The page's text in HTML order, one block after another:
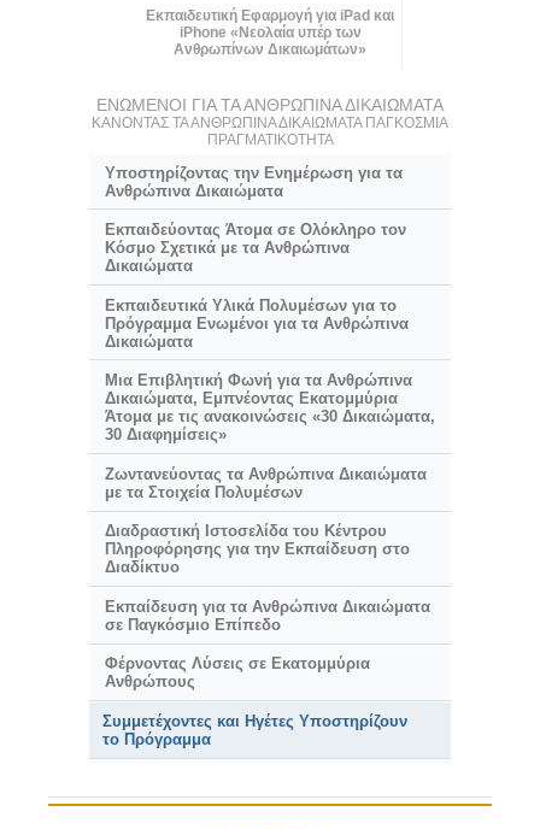
Εκπαιδευτική Εφαρμογή για iPad και
iPhone «Νεολαία υπέρ των
Ανθρωπίνων Δικαιωμάτων»
ΕΝΩΜΕΝΟΙ ΓΙΑ ΤΑ ΑΝΘΡΩΠΙΝΑ ΔΙΚΑΙΩΜΑΤΑ
ΚΑΝΟΝΤΑΣ ΤΑ ΑΝΘΡΩΠΙΝΑ ΔΙΚΑΙΩΜΑΤΑ ΠΑΓΚΟΣΜΙΑ
ΠΡΑΓΜΑΤΙΚΟΤΗΤΑ
Υποστηρίζοντας την Ενημέρωση για τα
Ανθρώπινα Δικαιώματα
Εκπαιδεύοντας Άτομα σε Ολόκληρο τον
Κόσμο Σχετικά με τα Ανθρώπινα
Δικαιώματα
Εκπαιδευτικά Υλικά Πολυμέσων για το
Πρόγραμμα Ενωμένοι για τα Ανθρώπινα
Δικαιώματα
Μια Επιβλητική Φωνή για τα Ανθρώπινα
Δικαιώματα, Εμπνέοντας Εκατομμύρια
Άτομα με τις ανακοινώσεις «30 Δικαιώματα,
30 Διαφημίσεις»
Ζωντανεύοντας τα Ανθρώπινα Δικαιώματα
με τα Στοιχεία Πολυμέσων
Διαδραστική Ιστοσελίδα του Κέντρου
Πληροφόρησης για την Εκπαίδευση στο
Διαδίκτυο
Εκπαίδευση για τα Ανθρώπινα Δικαιώματα
σε Παγκόσμιο Επίπεδο
Φέρνοντας Λύσεις σε Εκατομμύρια
Ανθρώπους
Συμμετέχοντες και Ηγέτες Υποστηρίζουν
το Πρόγραμμα